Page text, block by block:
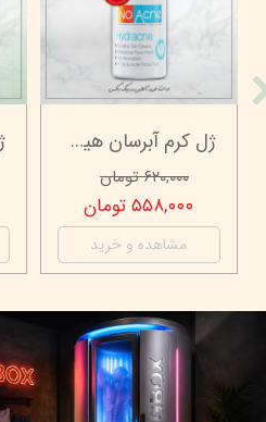
سرم ضد جوش راکوتن - 30 میلی‌لیتر
۶۵۷,۰۰۰ تومان
۵۴۴,۴۰۰ تومان
مشاهده و خرید